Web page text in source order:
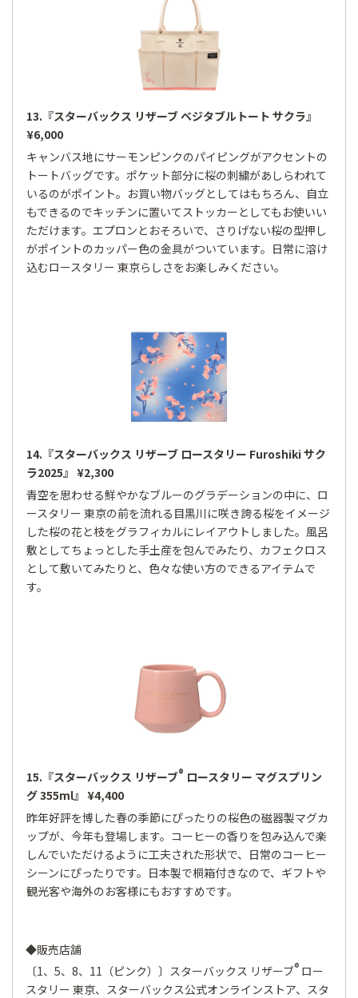
13.『スターバックス リザーブ ベジタブルトート サクラ』
¥6,000
キャンバス地にサーモンピンクのパイピングがアクセントの
トートバッグです。ポケット部分に桜の刺繍があしらわれて
いるのがポイント。お買い物バッグとしてはもちろん、自立
もできるのでキッチンに置いてストッカーとしてもお使いい
ただけます。エプロンとおそろいで、さりげない桜の型押し
がポイントのカッパー色の金具がついています。日常に溶け
込むロースタリー 東京らしさをお楽しみください。
14.『スターバックス リザーブ ロースタリー Furoshiki サク
ラ2025』 ¥2,300
青空を思わせる鮮やかなブルーのグラデーションの中に、ロ
ースタリー 東京の前を流れる目黒川に咲き誇る桜をイメージ
した桜の花と枝をグラフィカルにレイアウトしました。風呂
敷としてちょっとした手土産を包んでみたり、カフェクロス
として敷いてみたりと、色々な使い方のできるアイテムで
す。
15.『スターバックス リザーブ® ロースタリー マグスプリン
グ 355ml』 ¥4,400
昨年好評を博した春の季節にぴったりの桜色の磁器製マグカ
ップが、今年も登場します。コーヒーの香りを包み込んで楽
しんでいただけるように工夫された形状で、日常のコーヒー
シーンにぴったりです。日本製で桐箱付きなので、ギフトや
観光客や海外のお客様にもおすすめです。
◆販売店舗
〔1、5、8、11（ピンク）〕スターバックス リザーブ® ロー
スタリー 東京、スターバックス公式オンラインストア、スタ